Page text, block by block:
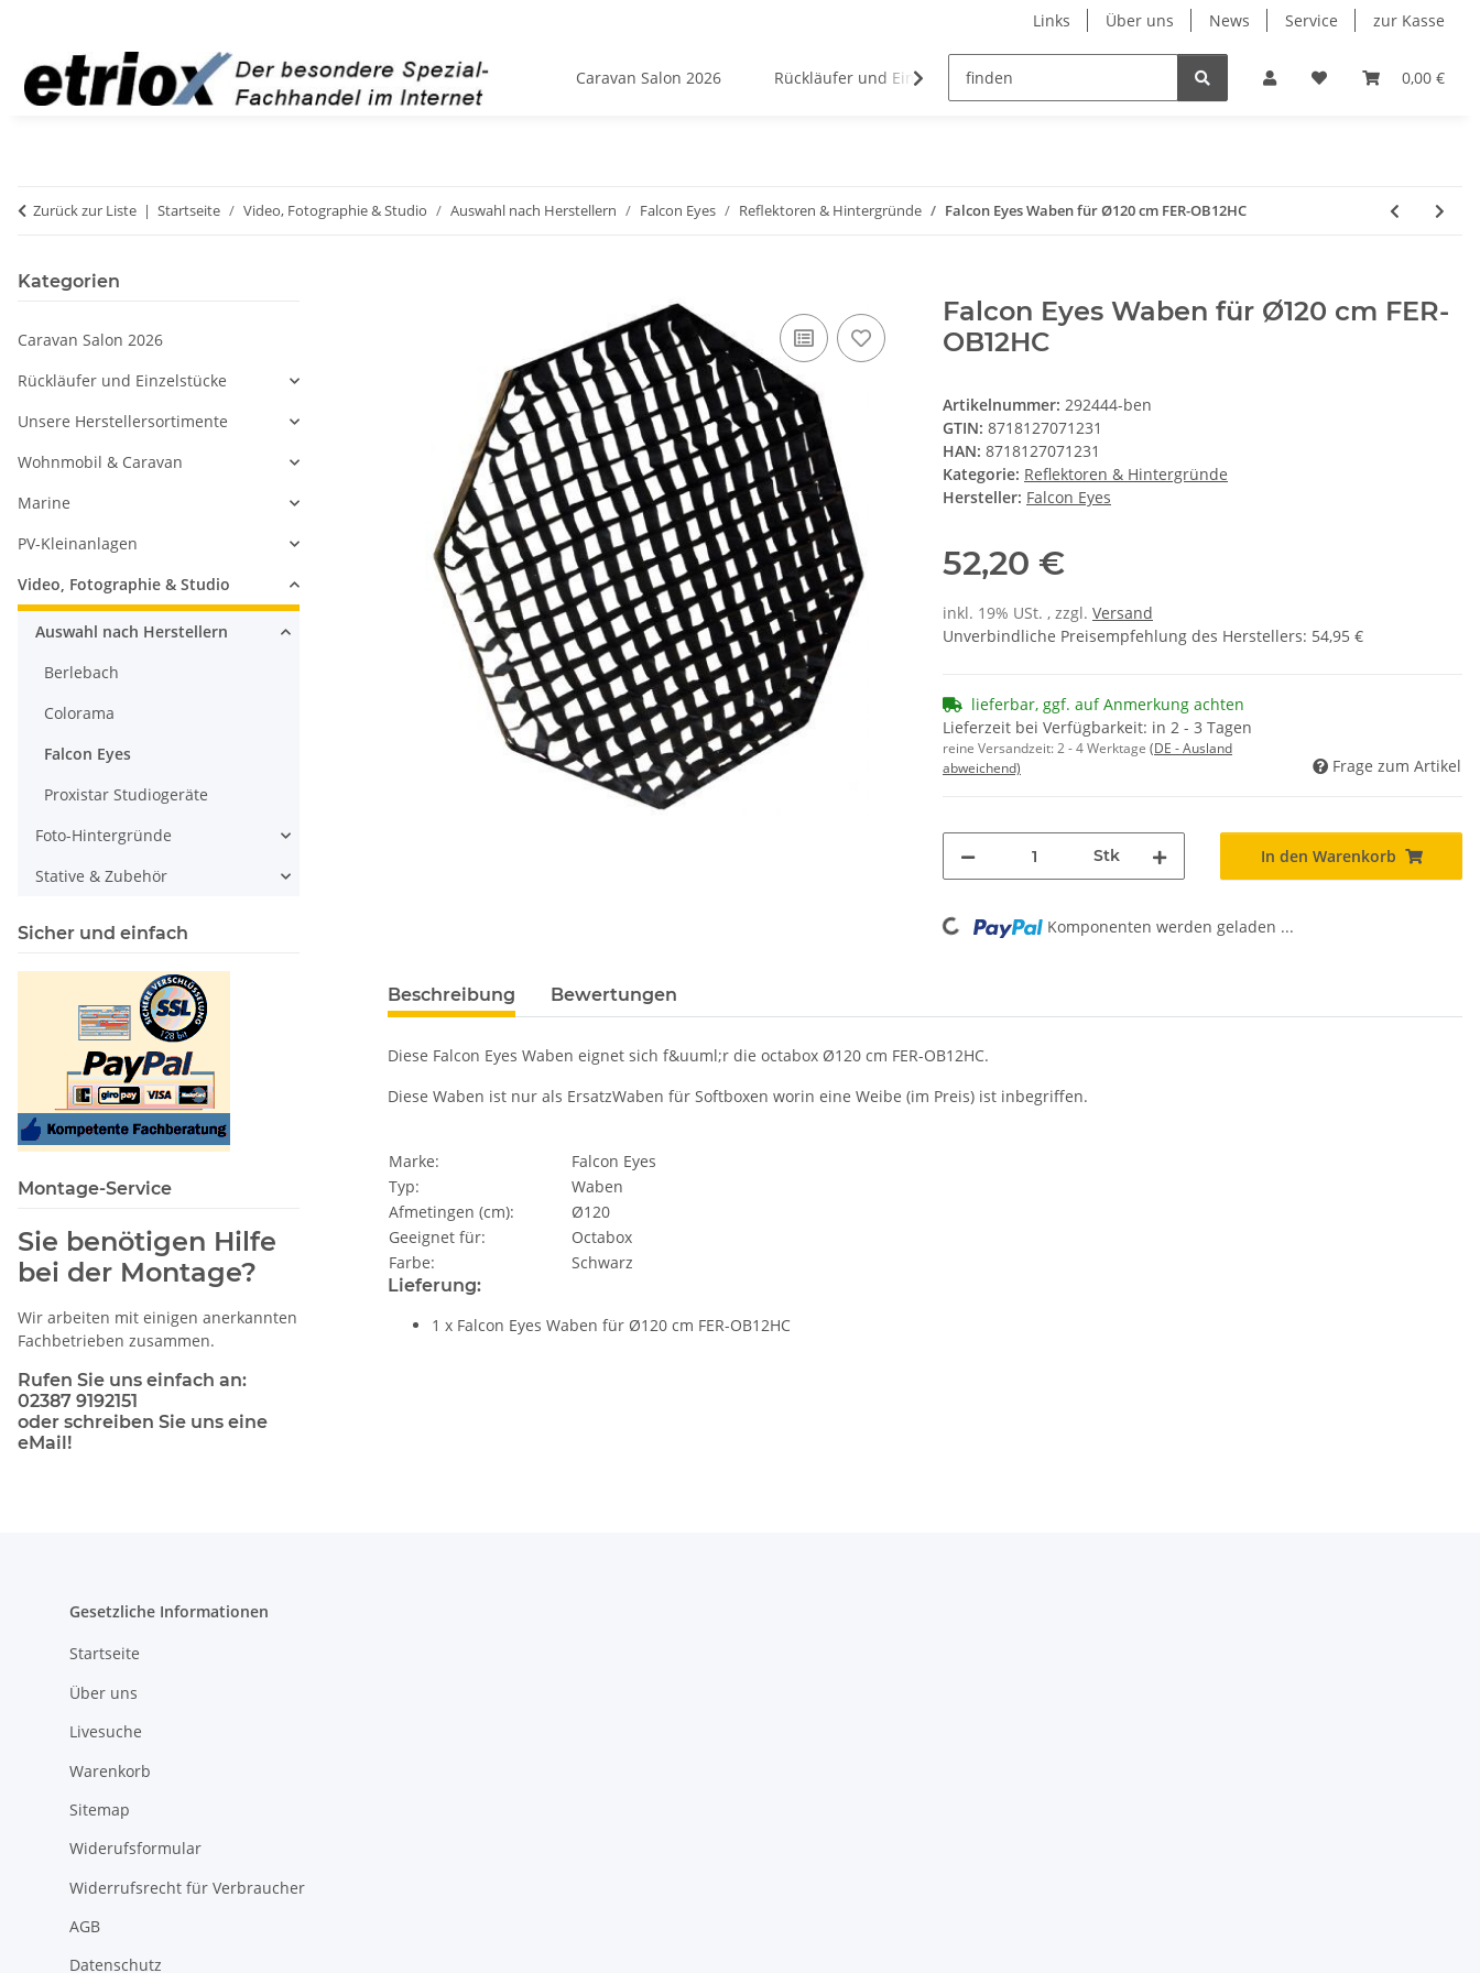
Links Über uns News Service zur Kasse
0,00 €
Caravan Salon 2026 Rückläufer und Einzelstücke Unsere Herstellersortimente Wohnmobil &
Zurück zur Liste Startseite Video, Fotographie & Studio Auswahl nach Herstellern Falcon Eyes Reflektoren & Hintergründe Falcon Eyes Waben für Ø120 cm FER-OB12HC
Falcon Eyes Waben für Ø120 cm FER-
OB12HC
Artikelnummer: 292444-ben
GTIN: 8718127071231
HAN: 8718127071231
Kategorie: Reflektoren & Hintergründe
Hersteller: Falcon Eyes
52,20 €
inkl. 19% USt. , zzgl. Versand
Unverbindliche Preisempfehlung des Herstellers: 54,95 €
lieferbar, ggf. auf Anmerkung achten
Lieferzeit bei Verfügbarkeit: in 2 - 3 Tagen
reine Versandzeit:2 - 4 Werktage (DE - Ausland
abweichend)
Frage zum Artikel
Stk In den Warenkorb
Loading... Komponenten werden geladen ...
Beschreibung Bewertungen
Diese Falcon Eyes Waben eignet sich f&uuml;r die octabox Ø120 cm FER-OB12HC.
Diese Waben ist nur als ErsatzWaben für Softboxen worin eine Weibe (im Preis) ist inbegriffen.
Marke:
Falcon Eyes
Typ:
Waben
Afmetingen (cm):
Ø120
Geeignet für:
Octabox
Farbe:
Schwarz
Lieferung:
1 x Falcon Eyes Waben für Ø120 cm FER-OB12HC
Kategorien
Caravan Salon 2026
Rückläufer und Einzelstücke
Unsere Herstellersortimente
Wohnmobil & Caravan
Marine
PV-Kleinanlagen
Video, Fotographie & Studio
Auswahl nach Herstellern
Berlebach
Colorama
Falcon Eyes
Proxistar Studiogeräte
Foto-Hintergründe
Stative & Zubehör
Sicher und einfach
Montage-Service
Sie benötigen Hilfe
bei der Montage?
Wir arbeiten mit einigen anerkannten
Fachbetrieben zusammen.
Rufen Sie uns einfach an:
02387 9192151
oder schreiben Sie uns eine
eMail!
Gesetzliche Informationen
Startseite
Über uns
Livesuche
Warenkorb
Sitemap
Widerufsformular
Widerrufsrecht für Verbraucher
AGB
Datenschutz